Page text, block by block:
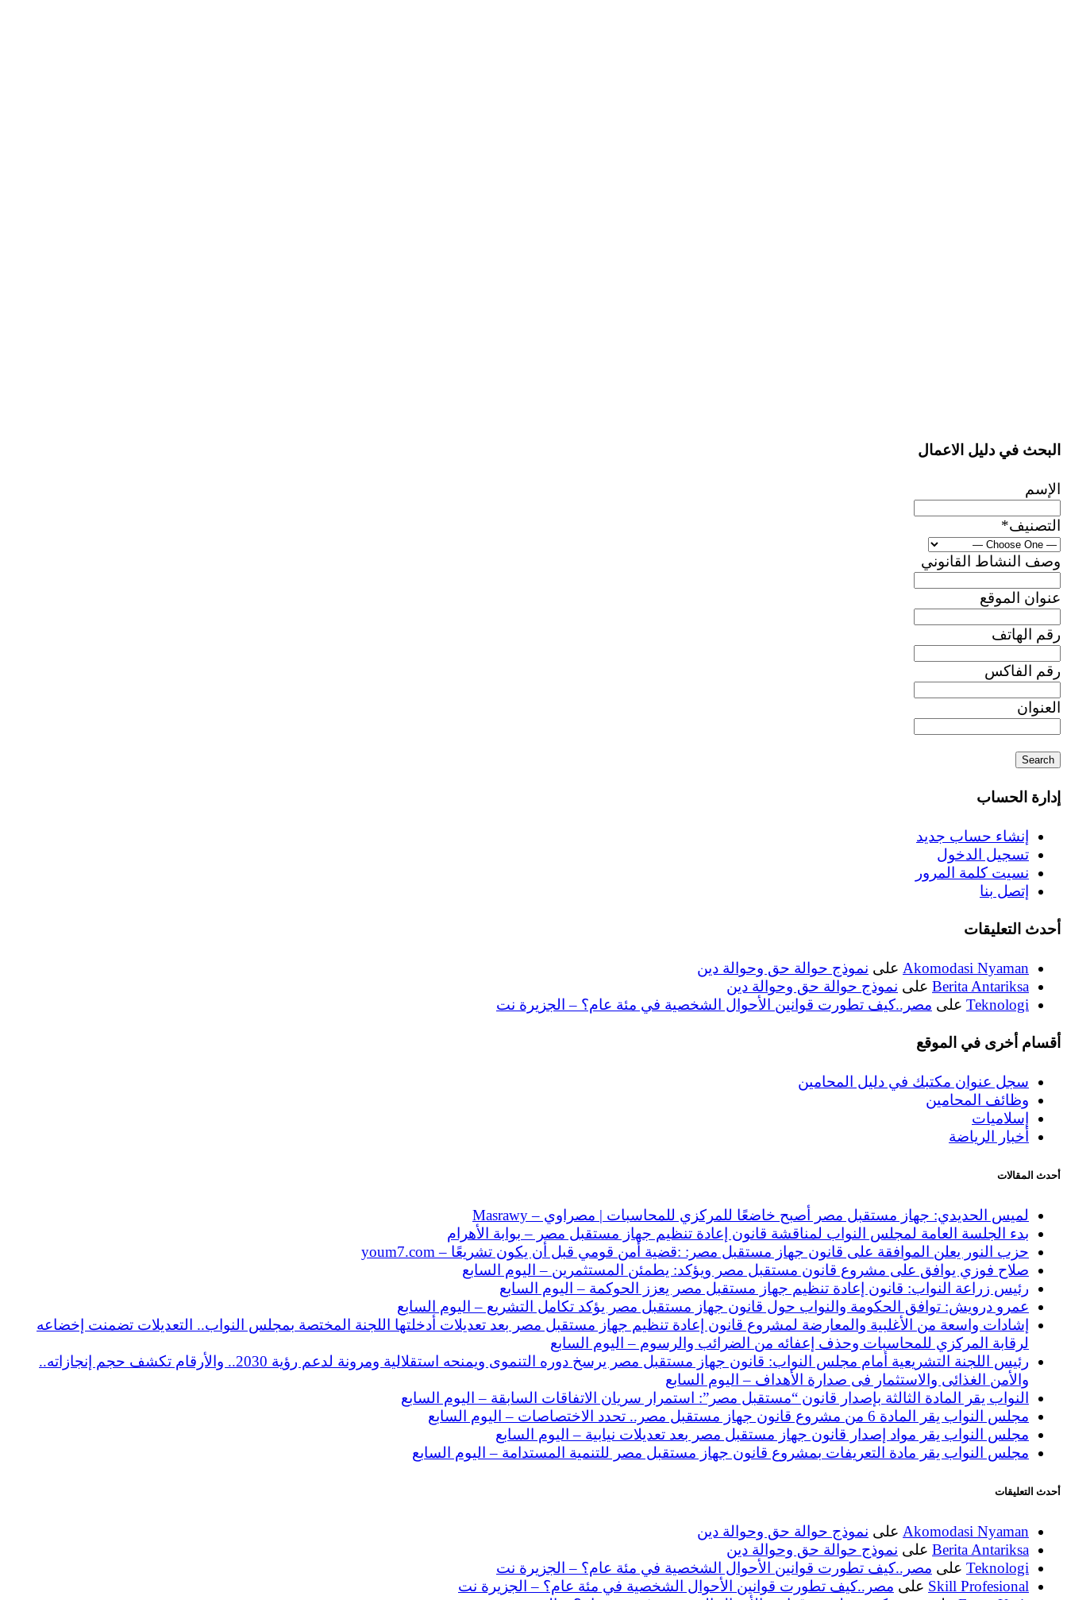
البحث في دليل الاعمال
الإسم
التصنيف*
وصف النشاط القانوني
عنوان الموقع
رقم الهاتف
رقم الفاكس
العنوان
إدارة الحساب
إنشاء حساب جديد
تسجيل الدخول
نسيت كلمة المرور
إتصل بنا
أحدث التعليقات
Akomodasi Nyaman على نموذج حوالة حق وحوالة دين
Berita Antariksa على نموذج حوالة حق وحوالة دين
Teknologi على مصر..كيف تطورت قوانين الأحوال الشخصية في مئة عام؟ – الجزيرة نت
أقسام أخرى في الموقع
سجل عنوان مكتبك في دليل المحامين
وظائف المحامين
إسلاميات
أخبار الرياضة
أحدث المقالات
لميس الحديدي: جهاز مستقبل مصر أصبح خاضعًا للمركزي للمحاسبات | مصراوي – Masrawy
بدء الجلسة العامة لمجلس النواب لمناقشة قانون إعادة تنظيم جهاز مستقبل مصر – بوابة الأهرام
حزب النور يعلن الموافقة على قانون جهاز مستقبل مصر: :قضية أمن قومي قبل أن يكون تشريعًا – youm7.com
صلاح فوزي يوافق على مشروع قانون مستقبل مصر ويؤكد: يطمئن المستثمرين – اليوم السابع
رئيس زراعة النواب: قانون إعادة تنظيم جهاز مستقبل مصر يعزز الحوكمة – اليوم السابع
عمرو درويش: توافق الحكومة والنواب حول قانون جهاز مستقبل مصر يؤكد تكامل التشريع – اليوم السابع
إشادات واسعة من الأغلبية والمعارضة لمشروع قانون إعادة تنظيم جهاز مستقبل مصر بعد تعديلات أدخلتها اللجنة المختصة بمجلس النواب.. التعديلات تضمنت إخضاعه
لرقابة المركزي للمحاسبات وحذف إعفائه من الضرائب والرسوم – اليوم السابع
رئيس اللجنة التشريعية أمام مجلس النواب: قانون جهاز مستقبل مصر يرسخ دوره التنموى ويمنحه استقلالية ومرونة لدعم رؤية 2030.. والأرقام تكشف حجم إنجازاته..
والأمن الغذائى والاستثمار فى صدارة الأهداف – اليوم السابع
النواب يقر المادة الثالثة بإصدار قانون “مستقبل مصر”: استمرار سريان الاتفاقات السابقة – اليوم السابع
مجلس النواب يقر المادة 6 من مشروع قانون جهاز مستقبل مصر.. تحدد الاختصاصات – اليوم السابع
مجلس النواب يقر مواد إصدار قانون جهاز مستقبل مصر بعد تعديلات نيابية – اليوم السابع
مجلس النواب يقر مادة التعريفات بمشروع قانون جهاز مستقبل مصر للتنمية المستدامة – اليوم السابع
أحدث التعليقات
Akomodasi Nyaman على نموذج حوالة حق وحوالة دين
Berita Antariksa على نموذج حوالة حق وحوالة دين
Teknologi على مصر..كيف تطورت قوانين الأحوال الشخصية في مئة عام؟ – الجزيرة نت
Skill Profesional على مصر..كيف تطورت قوانين الأحوال الشخصية في مئة عام؟ – الجزيرة نت